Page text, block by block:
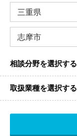
相談分野を選択する
取扱業種を選択する